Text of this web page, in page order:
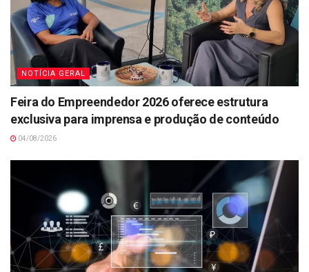
NOTÍCIA GERAL
Feira do Empreendedor 2026 oferece estrutura
exclusiva para imprensa e produção de conteúdo
04/08/2026